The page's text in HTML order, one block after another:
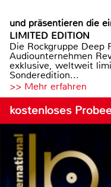
und präsentieren die
LIMITED EDITION
Die Rockgruppe Deep
Audiounternehmen
exklusive, weltweit
Sonderedition...
>> Mehr erfahren
kostenloses